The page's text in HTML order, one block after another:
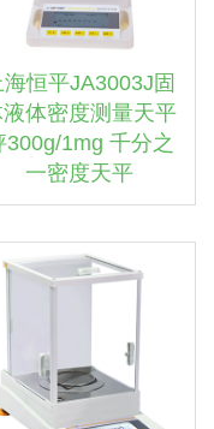
海恒平JA3003J固
体密度测量天平
300g/1mg 千分之
一密度天平